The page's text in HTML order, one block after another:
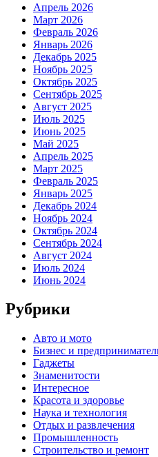
Апрель 2026
Март 2026
Февраль 2026
Январь 2026
Декабрь 2025
Ноябрь 2025
Октябрь 2025
Сентябрь 2025
Август 2025
Июль 2025
Июнь 2025
Май 2025
Апрель 2025
Март 2025
Февраль 2025
Январь 2025
Декабрь 2024
Ноябрь 2024
Октябрь 2024
Сентябрь 2024
Август 2024
Июль 2024
Июнь 2024
Рубрики
Авто и мото
Бизнес и
Гаджеты
Знаменитости
Интересное
Красота и здоровье
Наука и технология
Отдых и развлечения
Промышленность
Строительство и ремонт